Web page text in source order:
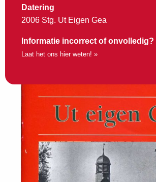
Datering
2006 Stg. Ut Eigen Gea
Informatie incorrect of onvolledig?
Laat het ons hier weten! »